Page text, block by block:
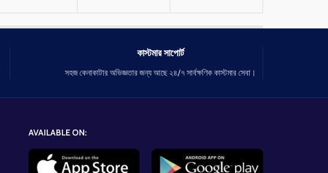
কাস্টমার সাপোর্ট
সহজ কেনাকাটার অভিজ্ঞতার জন্য আছে ২৪/৭ সার্বক্ষণিক কাস্টমার সেবা।
AVAILABLE ON: